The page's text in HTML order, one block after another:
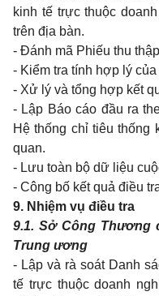
kinh tế trực thuộc
trên địa bàn.
- Đánh mã Phiếu thu
- Kiểm tra tính hợp lý
- Xử lý và tổng hợp kết
- Lập Báo cáo đầu ra
Hệ thống chỉ tiêu thống
quan.
- Lưu toàn bộ dữ liệu
- Công bố kết quả điều
9. Nhiệm vụ điều tra
9.1. Sở Công Thương
Trung ương
- Lập và rà soát Danh
tế trực thuộc doanh